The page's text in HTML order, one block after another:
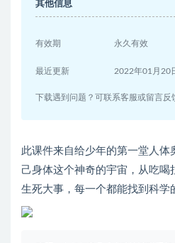
其他信息
有效期 永久有效
最近更新 2022年01月20
下载遇到问题？可联系客服或留言反
此课件来自给少年的第一堂人体
己身体这个神奇的宇宙，从吃喝
生死大事，每一个都能找到科学